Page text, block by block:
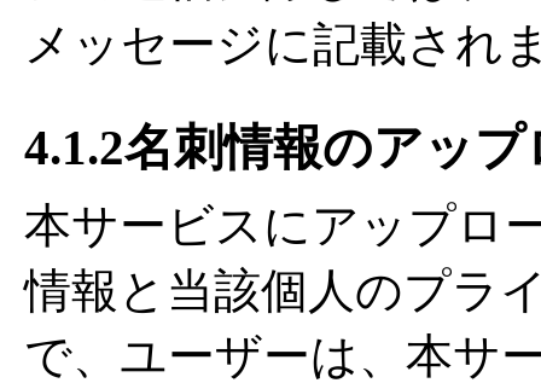
メッセージに記載され
4.1.2名刺情報のアッ
本サービスにアップロ
情報と当該個人のプラ
で、ユーザーは、本サ